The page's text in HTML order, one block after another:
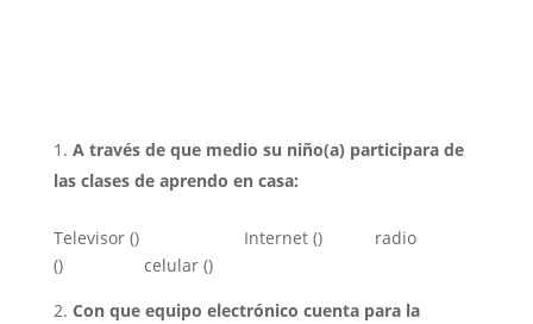
A través de que medio su niño(a) participara de
las clases de aprendo en casa:
Televisor () Internet () radio
() celular ()
Con que equipo electrónico cuenta para la